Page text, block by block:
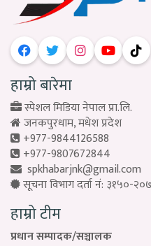
हाम्रो बारेमा
स्पेशल मिडिया नेपाल प्रा.लि.
जनकपुरधाम, मधेश प्रदेश
+977-9844126588
+977-9807672844
spkhabarjnk@gmail.com
सूचना विभाग दर्ता नं: ३१५०-
हाम्रो टीम
प्रधान सम्पादक/सञ्चालक